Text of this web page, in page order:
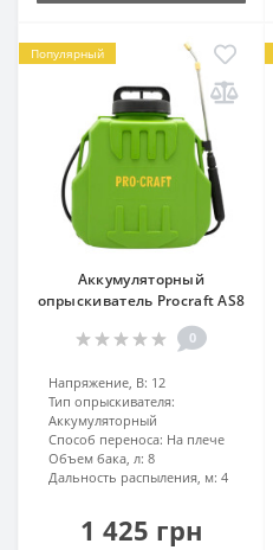
Популярный
Аккумуляторный
опрыскиватель Procraft AS8
0
Напряжение, В: 12
Тип опрыскивателя:
Аккумуляторный
Способ переноса: На плече
Объем бака, л: 8
Дальность распыления, м: 4
1 425 грн